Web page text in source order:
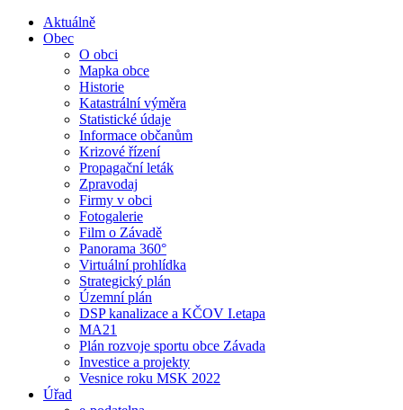
Aktuálně
Obec
O obci
Mapka obce
Historie
Katastrální výměra
Statistické údaje
Informace občanům
Krizové řízení
Propagační leták
Zpravodaj
Firmy v obci
Fotogalerie
Film o Závadě
Panorama 360°
Virtuální prohlídka
Strategický plán
Územní plán
DSP kanalizace a KČOV I.etapa
MA21
Plán rozvoje sportu obce Závada
Investice a projekty
Vesnice roku MSK 2022
Úřad